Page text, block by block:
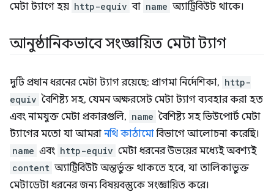
মেটা ট্যাগে হয় http-equiv বা name অ্যাট্রিবিউট থাকে।
আনুষ্ঠানিকভাবে সংজ্ঞায়িত মেটা ট্যাগ
দুটি প্রধান ধরনের মেটা ট্যাগ রয়েছে: প্রাগমা নির্দেশিকা, http-
equiv বৈশিষ্ট্য সহ, যেমন অক্ষরসেট মেটা ট্যাগ ব্যবহার করা হত
এবং নামযুক্ত মেটা প্রকারগুলি, name বৈশিষ্ট্য সহ ভিউপোর্ট মেটা
ট্যাগের মতো যা আমরা নথি কাঠামোবিভাগে আলোচনা করেছি।
name এবং http-equiv মেটা ধরনের উভয়ের মধ্যেই অবশ্যই
content অ্যাট্রিবিউট অন্তর্ভুক্ত থাকতে হবে, যা তালিকাভুক্ত
মেটাডেটা ধরনের জন্য বিষয়বস্তুকে সংজ্ঞায়িত করে।